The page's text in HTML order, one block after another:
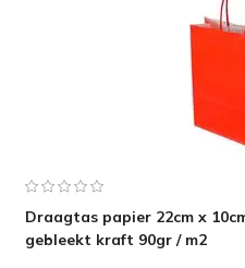
Draagtas papier 22cm x
gebleekt kraft 90gr / m2